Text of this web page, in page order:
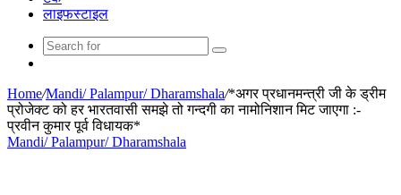
लाइफस्टाइल
Search
Home/Mandi/ Palampur/ Dharamshala/*अगर प्रधानमन्त्री जी के ड्रीम
प्रोजेक्ट को हर भारतवासी समझे तो गन्दगी का नामोनिशान मिट जाएगा :-
प्रवीन कुमार पूर्व विधायक*
Mandi/ Palampur/ Dharamshala